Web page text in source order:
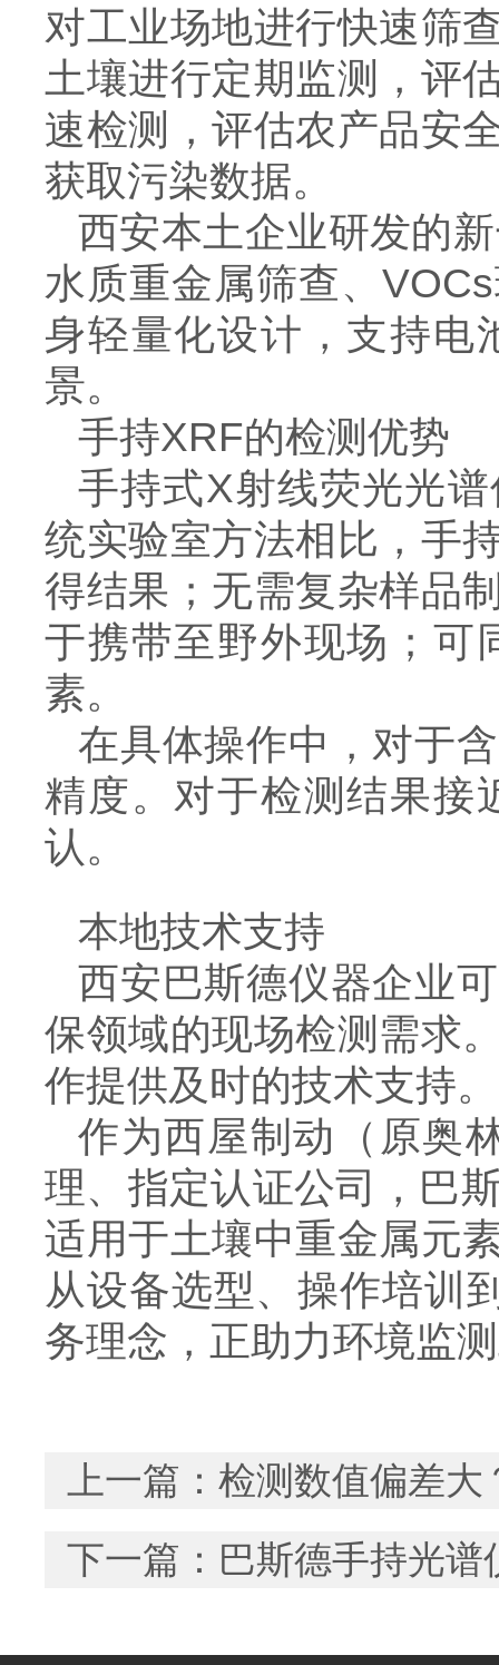
对工业场地进行快速筛
土壤进行定期监测，评
速检测，评估农产品安
获取污染数据。
西安本土企业研发的
水质重金属筛查、
身轻量化设计，支持电
景。
手持XRF的检测优势
手持式X射线荧光光
统实验室方法相比，手
得结果；无需复杂样品
于携带至野外现场；可
素。
在具体操作中，对于
精度。对于检测结果接
认。
本地技术支持
西安巴斯德仪器企业
保领域的现场检测需求
作提供及时的技术支持。
作为西屋制动（原奥
理、指定认证公司，巴
适用于土壤中重金属元
从设备选型、操作培训
务理念，正助力环境监
上一篇： 检测数值偏差大
下一篇： 巴斯德手持光